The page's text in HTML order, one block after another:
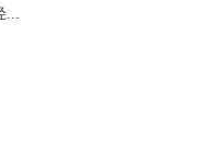
...